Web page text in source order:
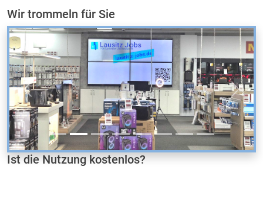
Wir trommeln für Sie
Zurück Vor
Ist die Nutzung kostenlos?